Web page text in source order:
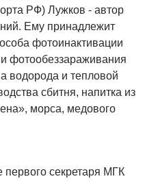
РФ) Лужков - автор
Ему принадлежит
фотоинактивации
и фотообеззараживания
водорода и тепловой
сбитня, напитка из
морса, медового
первого секретаря МГК